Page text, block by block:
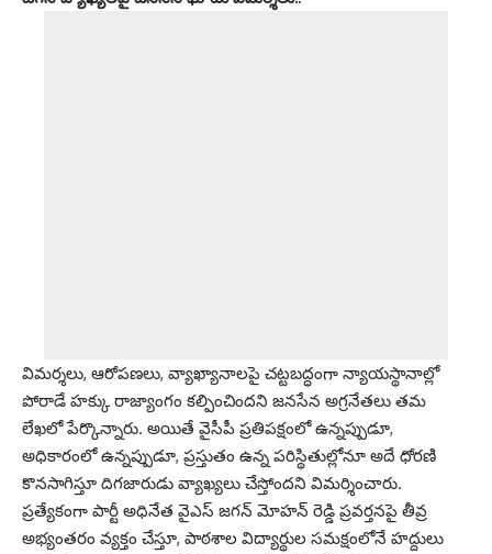
విమర్శలు, ఆరోపణలు, వ్యాఖ్యానాలపై చట్టబద్ధంగా న్యాయస్థానాల్లో
పోరాడే హక్కు రాజ్యాంగం కల్పించిందని జనసేన అగ్రనేతలు తమ
లేఖలో పేర్కొన్నారు. అయితే వైసీపీ ప్రతిపక్షంలో ఉన్నప్పుడూ,
అధికారంలో ఉన్నప్పుడూ, ప్రస్తుతం ఉన్న పరిస్థితుల్లోనూ అదే ధోరణి
కొనసాగిస్తూ దిగజారుడు వ్యాఖ్యలు చేస్తోందని విమర్శించారు.
ప్రత్యేకంగా పార్టీ అధినేత వైఎస్ జగన్ మోహన్ రెడ్డి ప్రవర్తనపై తీవ్ర
అభ్యంతరం వ్యక్తం చేస్తూ, పాఠశాల విద్యార్థుల సమక్షంలోనే హద్దులు